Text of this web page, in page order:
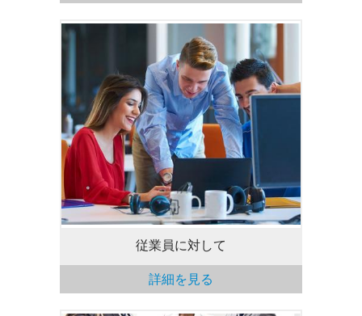
従業員の成長のために継続的な投資を行
い、柔軟性のある環境と企業文化を創造し
ます。
従業員に対して
詳細を見る